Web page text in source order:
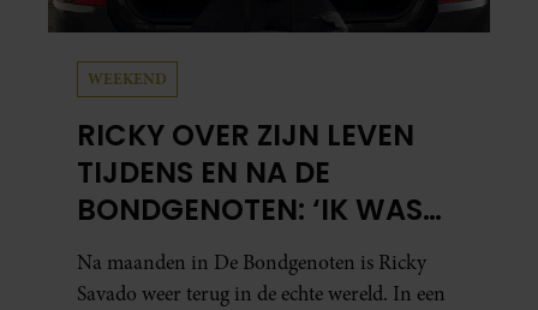
WEEKEND
RICKY OVER ZIJN LEVEN
TIJDENS EN NA DE
BONDGENOTEN: ‘IK WAS
MENTAAL EN FYSIEK
UITGEPUT’
Na maanden in De Bondgenoten is Ricky
Savado weer terug in de echte wereld. In een